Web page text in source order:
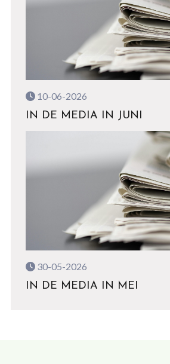
10-06-2026
IN DE MEDIA IN JUNI
30-05-2026
IN DE MEDIA IN MEI